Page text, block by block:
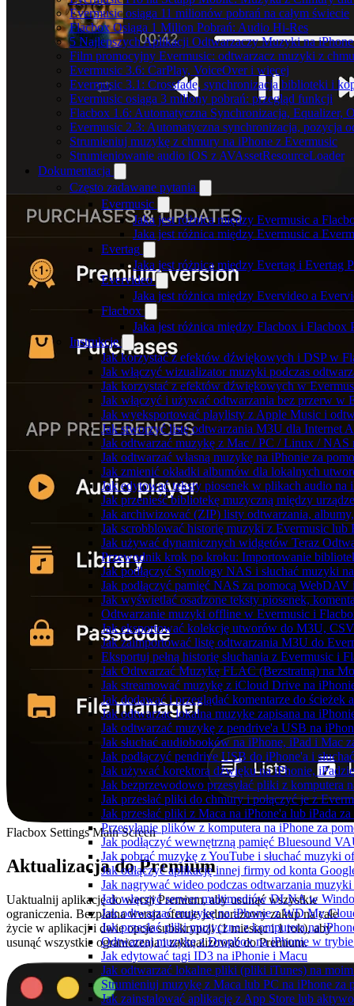
Evermusic osiąga 11 milionów pobrań na całym świecie
Flacbox Osiąga 1 Milion Pobrań: Audio Hi-Res
5 Najlepszych Aplikacji Odtwarzaczy Muzyki na
Film promocyjny Evermusic: odtwarzacz muzyki z
Evermusic 3.6: CarPlay, VoiceOver i więcej
Evermusic 3.1: Crossfade, synchronizacja biblioteki i
Evermusic osiąga 3 miliony pobrań: przegląd funkcji
Flacbox 1.6: Automatyczna Synchronizacja, Equalizer,
Evermusic 2.3: Automatyczna synchronizacja, pozycja
Strumieniuj muzykę z chmury na iPhone z Evermusic
Strumieniowanie audio iOS z AVAssetResourceLoader
Dokumentacja
Często zadawane pytania
Evermusic
Jaka jest różnica między Evermusic a
Jaka jest różnica między Evermusic a
Evertag
Jaka jest różnica między Evertag i Evertag
Evervideo
Jaka jest różnica między Evervideo a
Flacbox
Jaka jest różnica między Flacbox i Flacbox
Instrukcje
Jak korzystać z efektów dźwiękowych i DSP w
Jak włączyć wizualizator muzyki podczas
Jak korzystać z efektów dźwiękowych w
Jak włączyć i używać odtwarzania bez przerw w
Jak wyeksportować playlisty z Apple Music i
Jak stworzyć listę odtwarzania M3U dla Internet
Jak odtwarzać muzykę z Mac / PC / Linux /
Jak odtwarzać własną muzykę na iPhonie za
Jak zmienić okładki albumów dla lokalnych
Jak edytować teksty piosenek w plikach audio
Jak przenieść bibliotekę muzyczną między
Jak archiwizować (ZIP) listy odtwarzania,
Jak scrobblować historię muzyki z Evermusic lub
Jak używać dynamicznych widgetów Teraz
Przewodnik krok po kroku: Importowanie
Jak podłączyć Synology NAS i słuchać muzyki
Jak podłączyć pamięć NAS za pomocą
Jak wyświetlać osadzone teksty piosenek,
Odtwarzanie muzyki offline w Evermusic i
Jak eksportować kolekcję utworów do M3U,
Jak zaimportować listę odtwarzania M3U do
Eksportuj pełną historię słuchania z Evermusic i
Jak Odtwarzać Muzykę FLAC (Bezstratną) na
Jak streamować muzykę z iCloud Drive na
Jak dodawać i przeglądać komentarze do
Jak odtwarzac lokalna muzyke zapisana na
Jak odtwarzać muzykę z pendrive'a USB na
Jak słuchać audiobooków na iPhone, iPad i Mac
Jak podłączyć pendrive USB do iPhone'a i
Jak używać korektora dźwięku na iPhonie,
Jak bezprzewodowo przesyłać pliki z komputera
Jak przesłać pliki do chmury i połączyć je z
Jak przesłać pliki z Maca na iPhone'a lub iPada
Przesyłanie plików z komputera na iPhone za
Jak podłączyć wewnętrzną pamięć Bluesound
Jak pobrać muzykę z YouTube i słuchać muzyki
Jak odłączyć aplikację innej firmy od konta
Jak nagrywać wideo podczas odtwarzania
Jak włączyć serwer multimediów DLNA w
Jak odtwarzać muzykę na iPhonie z WD My
Jak przesłać pliki muzyczne z komputera na
Odtwarzaj muzykę z Dropbox na iPhonie w
Jak edytować tagi ID3 na iPhonie i Macu
Jak odtwarzać lokalne pliki (pliki iTunes) na
Strumieniuj muzykę z Maca lub PC na iPhone za
Jak zainstalować aplikację z App Store lub
Flacbox Settings Main Screen
Aktualizacja do Premium
Uaktualnij aplikację do wersji Premium, aby usunąć wszystkie
ograniczenia. Bezpłatna wersja oferuje jednorazowy zakup na całe
życie w aplikacji i dwie opcje subskrypcji (1 miesiąc i 1 rok), aby
usunąć wszystkie ograniczenia i zaktualizować do Premium.